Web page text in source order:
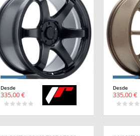
Desde
335,00 €
Desde
335,00 €